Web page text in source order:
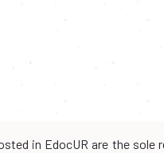
in EdocUR are the